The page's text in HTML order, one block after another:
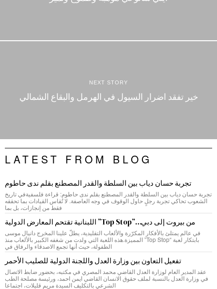
NEXT STORY
خير تفقد اضرار السيول في الهرمل والبقاع الشمالي
LATEST FROM BLOG
تجربة حسان دياب بين السلطة والقدر المصطنع بقلم ندى حاطوم
تجربة حسان دياب بين السلطة والقدر المصطنع بقلم ندى حاطوم: قراءة فلسفيةفي تاريخ
الشعوب تحاكي تجربة رجلٍ حاول الوقوف في وجه العاصفة. لا تُقاس القيادات بما تحققه
فقط من إنجازات، بل بما
من بيروت إلى دبي…”Top Stop” اللبنانية تقتحم المعارض الدولية
في عالم يمتلئ بالأفكار المكرّرة والألعاب التقليدية، يطلّ علينا المخرج دانيال موسى
بابتكار لعبة “Top Stop” المميزة.هذه اللعبة التي ولدت من شغفه الكبير بالألعاب منذ
الطفولة، حيث أنها تجمع الاصدقاء والرفاق في
تفعيل التعاون بين وزارة العدل واللجنة الدولية للصليب الأحمر
عقد المدير العام لوزارة العدل القاضي محمد المصري في مكتبه، بحضور ضابط الاتصال
في وزارة العدل بالنسبة لملف حقوق الانسان القاضي ايمن احمد، ورئيسة مصلحة الطب
الشرعي بالتكليف السيدة مريم قليلات، اجتماعا